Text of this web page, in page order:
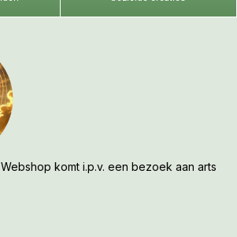
komt i.p.v. een bezoek aan arts